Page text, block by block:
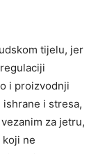
tijelu, jer
i proizvodnji
ishrane i stresa,
za jetru,
ne